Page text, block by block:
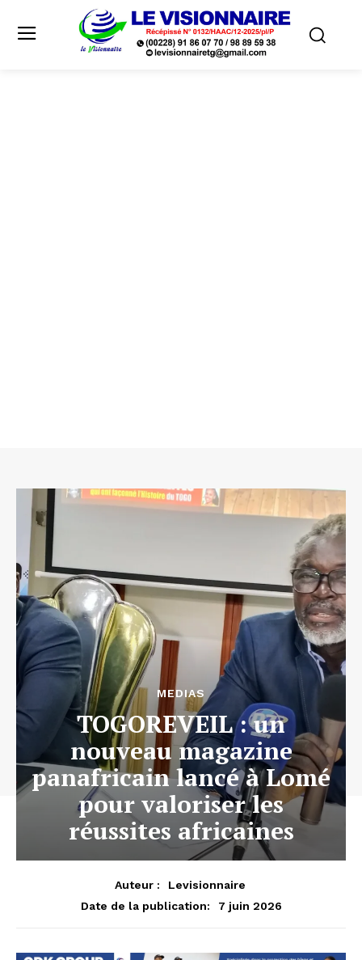
MEDIAS
TOGOREVEIL : un
nouveau magazine
panafricain lancé à Lomé
pour valoriser les
réussites africaines
Auteur :
Levisionnaire
Date de la publication:
7 juin 2026